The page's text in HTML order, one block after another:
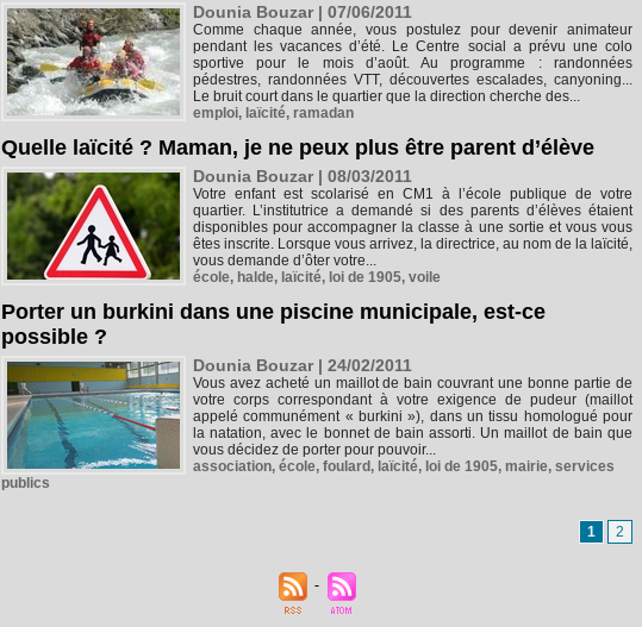
Dounia Bouzar | 07/06/2011
Comme chaque année, vous postulez pour devenir animateur
pendant les vacances d’été. Le Centre social a prévu une colo
sportive pour le mois d’août. Au programme : randonnées
pédestres, randonnées VTT, découvertes escalades, canyoning...
Le bruit court dans le quartier que la direction cherche des...
emploi, laïcité, ramadan
Quelle laïcité ? Maman, je ne peux plus être parent d’élève
Dounia Bouzar | 08/03/2011
Votre enfant est scolarisé en CM1 à l’école publique de votre
quartier. L’institutrice a demandé si des parents d’élèves étaient
disponibles pour accompagner la classe à une sortie et vous vous
êtes inscrite. Lorsque vous arrivez, la directrice, au nom de la laïcité,
vous demande d’ôter votre...
école, halde, laïcité, loi de 1905, voile
Porter un burkini dans une piscine municipale, est-ce
possible ?
Dounia Bouzar | 24/02/2011
Vous avez acheté un maillot de bain couvrant une bonne partie de
votre corps correspondant à votre exigence de pudeur (maillot
appelé communément « burkini »), dans un tissu homologué pour
la natation, avec le bonnet de bain assorti. Un maillot de bain que
vous décidez de porter pour pouvoir...
association, école, foulard , laïcité, loi de 1905, mairie, services
publics
1 2